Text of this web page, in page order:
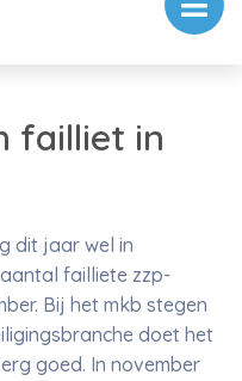
failliet in
dit jaar wel in
failliete zzp-
Bij het mkb stegen
doet het
goed. In november